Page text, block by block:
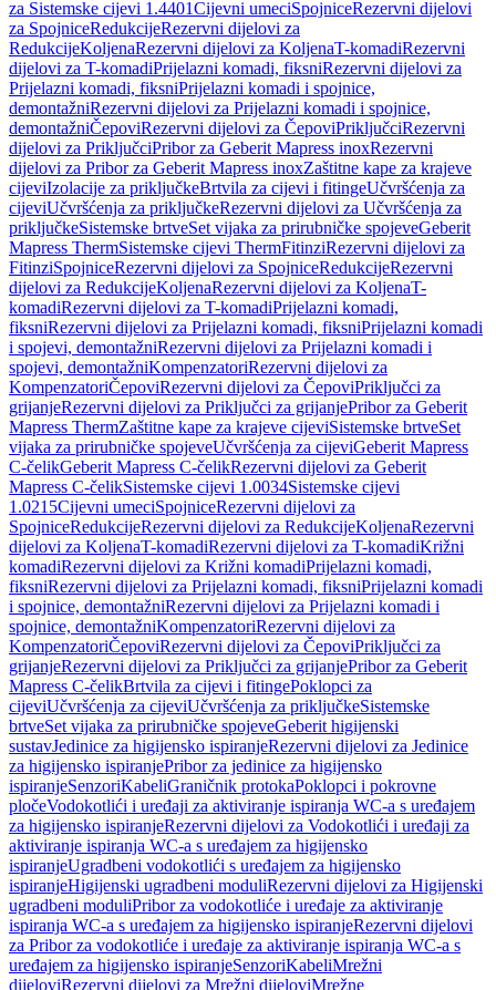
za Sistemske cijevi 1.4401Cijevni umeciSpojniceRezervni dijelovi
za SpojniceRedukcijeRezervni dijelovi za
RedukcijeKoljenaRezervni dijelovi za KoljenaT-komadiRezervni
dijelovi za T-komadiPrijelazni komadi, fiksniRezervni dijelovi za
Prijelazni komadi, fiksniPrijelazni komadi i spojnice,
demontažniRezervni dijelovi za Prijelazni komadi i spojnice,
demontažniČepoviRezervni dijelovi za ČepoviPriključciRezervni
dijelovi za PriključciPribor za Geberit Mapress inoxRezervni
dijelovi za Pribor za Geberit Mapress inoxZaštitne kape za krajeve
cijeviIzolacije za priključkeBrtvila za cijevi i fitingeUčvršćenja za
cijeviUčvršćenja za priključkeRezervni dijelovi za Učvršćenja za
priključkeSistemske brtveSet vijaka za prirubničke spojeveGeberit
Mapress ThermSistemske cijevi ThermFitinziRezervni dijelovi za
FitinziSpojniceRezervni dijelovi za SpojniceRedukcijeRezervni
dijelovi za RedukcijeKoljenaRezervni dijelovi za KoljenaT-
komadiRezervni dijelovi za T-komadiPrijelazni komadi,
fiksniRezervni dijelovi za Prijelazni komadi, fiksniPrijelazni komadi
i spojevi, demontažniRezervni dijelovi za Prijelazni komadi i
spojevi, demontažniKompenzatoriRezervni dijelovi za
KompenzatoriČepoviRezervni dijelovi za ČepoviPriključci za
grijanjeRezervni dijelovi za Priključci za grijanjePribor za Geberit
Mapress ThermZaštitne kape za krajeve cijeviSistemske brtveSet
vijaka za prirubničke spojeveUčvršćenja za cijeviGeberit Mapress
C-čelikGeberit Mapress C-čelikRezervni dijelovi za Geberit
Mapress C-čelikSistemske cijevi 1.0034Sistemske cijevi
1.0215Cijevni umeciSpojniceRezervni dijelovi za
SpojniceRedukcijeRezervni dijelovi za RedukcijeKoljenaRezervni
dijelovi za KoljenaT-komadiRezervni dijelovi za T-komadiKrižni
komadiRezervni dijelovi za Križni komadiPrijelazni komadi,
fiksniRezervni dijelovi za Prijelazni komadi, fiksniPrijelazni komadi
i spojnice, demontažniRezervni dijelovi za Prijelazni komadi i
spojnice, demontažniKompenzatoriRezervni dijelovi za
KompenzatoriČepoviRezervni dijelovi za ČepoviPriključci za
grijanjeRezervni dijelovi za Priključci za grijanjePribor za Geberit
Mapress C-čelikBrtvila za cijevi i fitingePoklopci za
cijeviUčvršćenja za cijeviUčvršćenja za priključkeSistemske
brtveSet vijaka za prirubničke spojeveGeberit higijenski
sustavJedinice za higijensko ispiranjeRezervni dijelovi za Jedinice
za higijensko ispiranjePribor za jedinice za higijensko
ispiranjeSenzoriKabeliGraničnik protokaPoklopci i pokrovne
pločeVodokotlići i uređaji za aktiviranje ispiranja WC-a s uređajem
za higijensko ispiranjeRezervni dijelovi za Vodokotlići i uređaji za
aktiviranje ispiranja WC-a s uređajem za higijensko
ispiranjeUgradbeni vodokotlići s uređajem za higijensko
ispiranjeHigijenski ugradbeni moduliRezervni dijelovi za Higijenski
ugradbeni moduliPribor za vodokotliće i uređaje za aktiviranje
ispiranja WC-a s uređajem za higijensko ispiranjeRezervni dijelovi
za Pribor za vodokotliće i uređaje za aktiviranje ispiranja WC-a s
uređajem za higijensko ispiranjeSenzoriKabeliMrežni
dijeloviRezervni dijelovi za Mrežni dijeloviMrežne